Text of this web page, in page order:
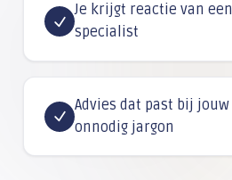
Je krijgt reactie van
specialist
Advies dat past bij
onnodig jargon